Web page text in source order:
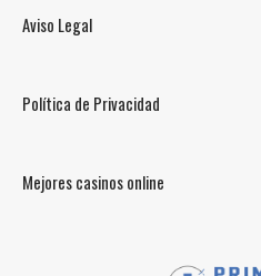
Aviso Legal
Política de Privacidad
Mejores casinos online